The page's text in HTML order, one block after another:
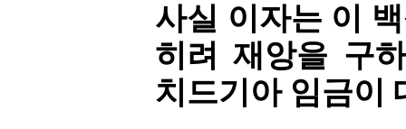
사실 이자는 이
히려 재앙을 구
치드기아 임금이